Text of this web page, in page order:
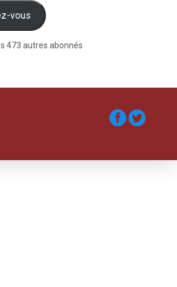
vous
473 autres abonnés